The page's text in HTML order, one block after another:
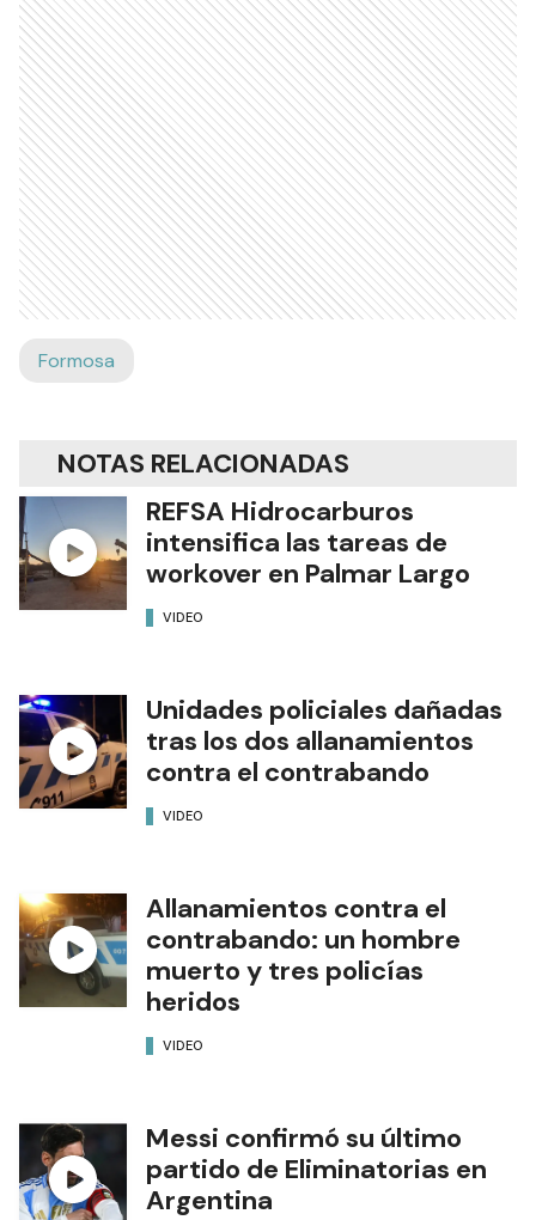
Formosa
NOTAS RELACIONADAS
REFSA Hidrocarburos
intensifica las tareas de
workover en Palmar Largo
VIDEO
Unidades policiales dañadas
tras los dos allanamientos
contra el contrabando
VIDEO
Allanamientos contra el
contrabando: un hombre
muerto y tres policías
heridos
VIDEO
Messi confirmó su último
partido de Eliminatorias en
Argentina